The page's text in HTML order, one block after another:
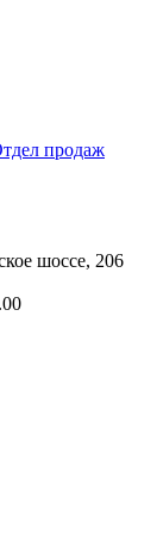
продаж
шоссе, 206